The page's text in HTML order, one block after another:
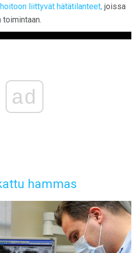
liittyvät hätätilanteet, joissa
ad
hammas